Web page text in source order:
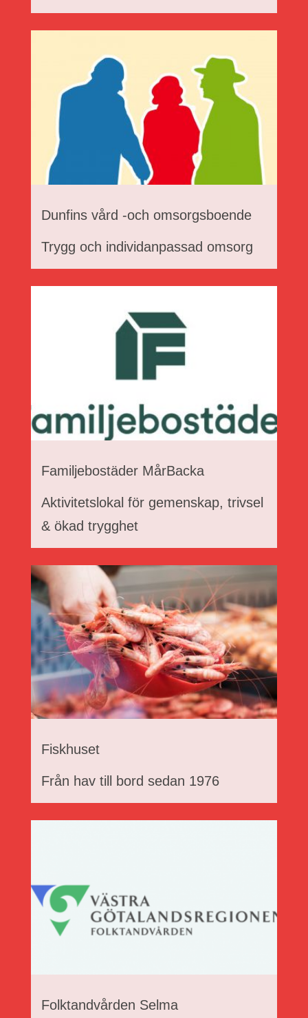
Dunfins vård -och omsorgsboende
Trygg och individanpassad omsorg
Familjebostäder MårBacka
Aktivitetslokal för gemenskap, trivsel
& ökad trygghet
Fiskhuset
Från hav till bord sedan 1976
Folktandvården Selma